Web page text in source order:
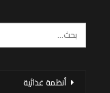
أنظمة غذائية